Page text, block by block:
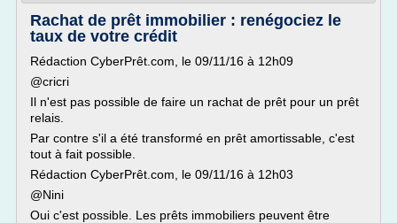
Rachat de prêt immobilier : renégociez le
taux de votre crédit
Rédaction CyberPrêt.com, le 09/11/16 à 12h09
@cricri
Il n'est pas possible de faire un rachat de prêt pour un prêt
relais.
Par contre s'il a été transformé en prêt amortissable, c'est
tout à fait possible.
Rédaction CyberPrêt.com, le 09/11/16 à 12h03
@Nini
Oui c'est possible. Les prêts immobiliers peuvent être